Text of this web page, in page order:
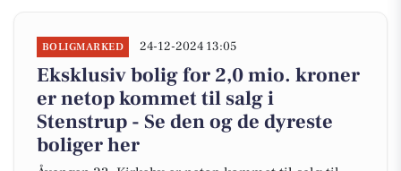
BOLIGMARKED 24-12-2024 13:05
Eksklusiv bolig for 2,0 mio. kroner
er netop kommet til salg i
Stenstrup - Se den og de dyreste
boliger her